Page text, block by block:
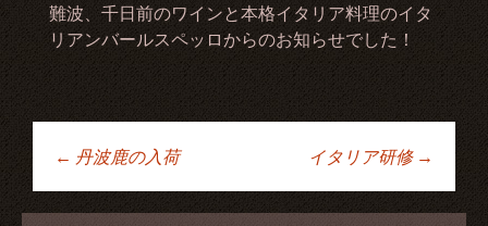
難波、千日前のワインと本格イタリア料理のイタ
リアンバールスペッロからのお知らせでした！
投稿ナビゲーショ
← 丹波鹿の入荷 イタリア研修 →